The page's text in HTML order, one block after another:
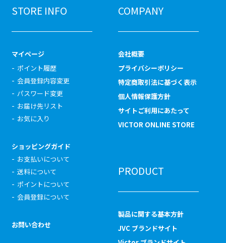
STORE INFO
マイページ
ポイント履歴
会員登録内容変更
パスワード変更
お届け先リスト
お気に入り
ショッピングガイド
お支払いについて
送料について
ポイントについて
会員登録について
お問い合わせ
COMPANY
会社概要
プライバシーポリシー
特定商取引法に基づく表示
個人情報保護方針
サイトご利用にあたって
VICTOR ONLINE STORE
PRODUCT
製品に関する基本方針
JVC ブランドサイト